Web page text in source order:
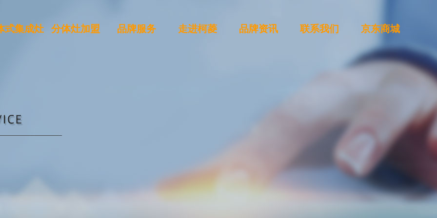
式集成灶 分体灶加盟 品牌服务 走进柯菱 品牌资讯 联系我们 京东商城